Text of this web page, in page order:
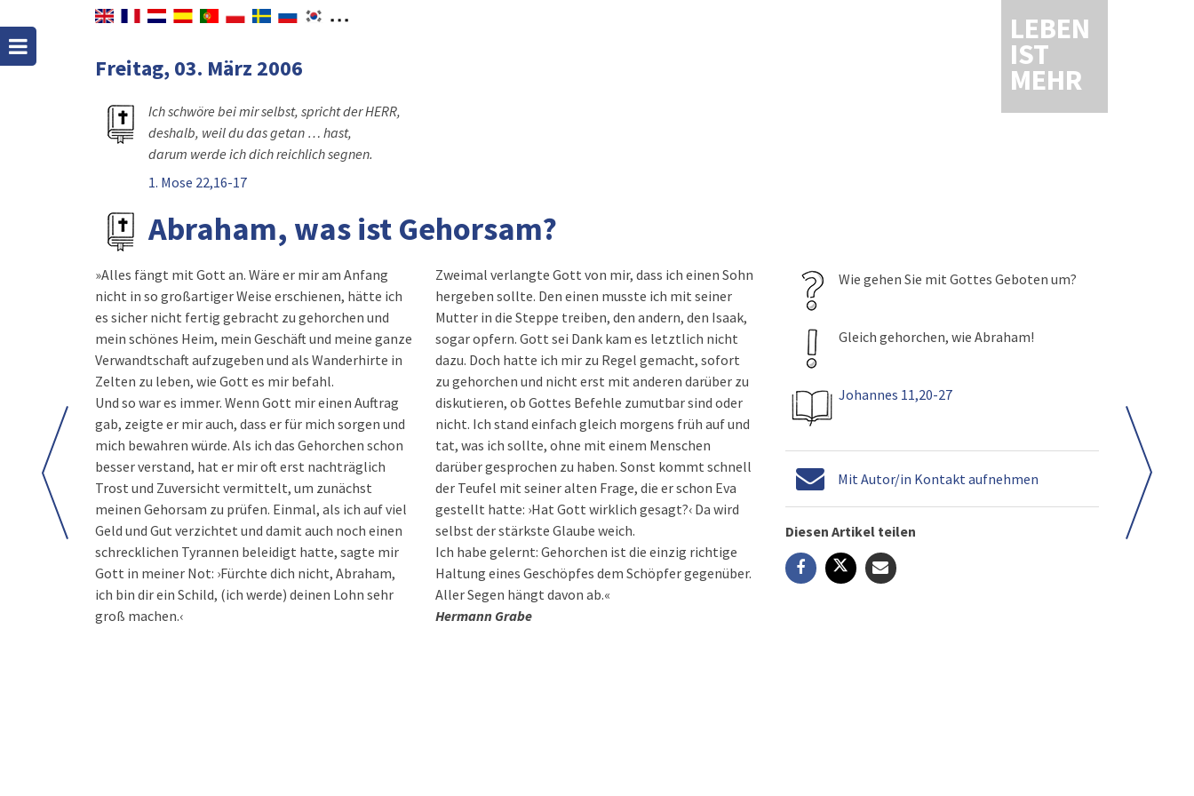
LEBEN
IST
MEHR
Freitag, 03. März 2006
Ich schwöre bei mir selbst, spricht der HERR,
deshalb, weil du das getan … hast,
darum werde ich dich reichlich segnen.
1. Mose 22,16-17
Abraham, was ist Gehorsam?
»Alles fängt mit Gott an. Wäre er mir am Anfang
nicht in so großartiger Weise erschienen, hätte ich
es sicher nicht fertig gebracht zu gehorchen und
mein schönes Heim, mein Geschäft und meine ganze
Verwandtschaft aufzugeben und als Wanderhirte in
Zelten zu leben, wie Gott es mir befahl.
Und so war es immer. Wenn Gott mir einen Auftrag
gab, zeigte er mir auch, dass er für mich sorgen und
mich bewahren würde. Als ich das Gehorchen schon
besser verstand, hat er mir oft erst nachträglich
Trost und Zuversicht vermittelt, um zunächst
meinen Gehorsam zu prüfen. Einmal, als ich auf viel
Geld und Gut verzichtet und damit auch noch einen
schrecklichen Tyrannen beleidigt hatte, sagte mir
Gott in meiner Not: ›Fürchte dich nicht, Abraham,
ich bin dir ein Schild, (ich werde) deinen Lohn sehr
groß machen.‹
Zweimal verlangte Gott von mir, dass ich einen Sohn
hergeben sollte. Den einen musste ich mit seiner
Mutter in die Steppe treiben, den andern, den Isaak,
sogar opfern. Gott sei Dank kam es letztlich nicht
dazu. Doch hatte ich mir zu Regel gemacht, sofort
zu gehorchen und nicht erst mit anderen darüber zu
diskutieren, ob Gottes Befehle zumutbar sind oder
nicht. Ich stand einfach gleich morgens früh auf und
tat, was ich sollte, ohne mit einem Menschen
darüber gesprochen zu haben. Sonst kommt schnell
der Teufel mit seiner alten Frage, die er schon Eva
gestellt hatte: ›Hat Gott wirklich gesagt?‹ Da wird
selbst der stärkste Glaube weich.
Ich habe gelernt: Gehorchen ist die einzig richtige
Haltung eines Geschöpfes dem Schöpfer gegenüber.
Aller Segen hängt davon ab.«
Hermann Grabe
Wie gehen Sie mit Gottes Geboten um?
Gleich gehorchen, wie Abraham!
Johannes 11,20-27
Mit Autor/in Kontakt aufnehmen
Diesen Artikel teilen